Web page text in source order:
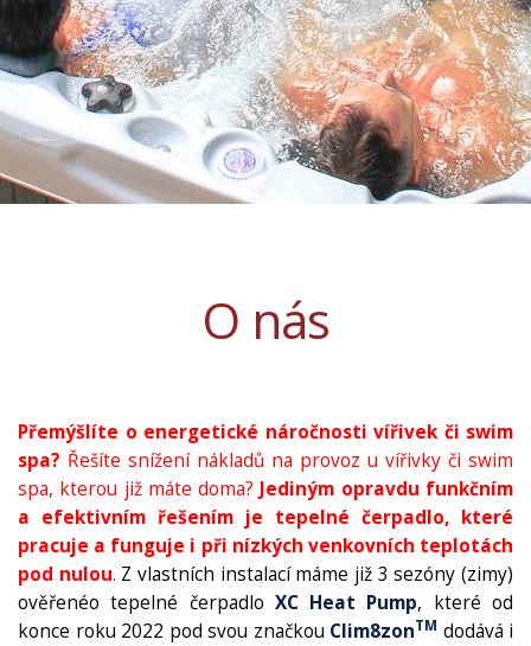
O nás
Přemýšlíte o energetické náročnosti vířivek či swim
spa? Řešíte snížení nákladů na provoz u vířivky či swim
spa, kterou již máte doma? Jediným opravdu funkčním
a efektivním řešením je tepelné čerpadlo, které
pracuje a funguje i při nízkých venkovních teplotách
pod nulou. Z vlastních instalací máme již 3 sezóny (zimy)
ověřenéo tepelné čerpadlo XC Heat Pump, které od
konce roku 2022 pod svou značkou Clim8zonTM dodává i